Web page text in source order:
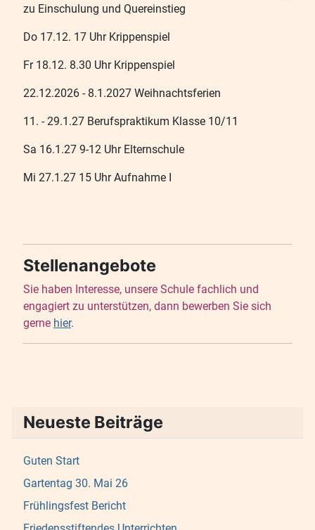
zu Einschulung und Quereinstieg
Do 17.12. 17 Uhr Krippenspiel
Fr 18.12. 8.30 Uhr Krippenspiel
22.12.2026 - 8.1.2027 Weihnachtsferien
11. - 29.1.27 Berufspraktikum Klasse 10/11
Sa 16.1.27 9-12 Uhr Elternschule
Mi 27.1.27 15 Uhr Aufnahme I
Stellenangebote
Sie haben Interesse, unsere Schule fachlich und
engagiert zu unterstützen, dann bewerben Sie sich
gerne hier.
Neueste Beiträge
Guten Start
Gartentag 30. Mai 26
Frühlingsfest Bericht